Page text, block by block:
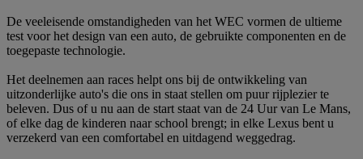
De veeleisende omstandigheden van het WEC vormen de ultieme
test voor het design van een auto, de gebruikte componenten en de
toegepaste technologie.
Het deelnemen aan races helpt ons bij de ontwikkeling van
uitzonderlijke auto's die ons in staat stellen om puur rijplezier te
beleven. Dus of u nu aan de start staat van de 24 Uur van Le Mans,
of elke dag de kinderen naar school brengt; in elke Lexus bent u
verzekerd van een comfortabel en uitdagend weggedrag.